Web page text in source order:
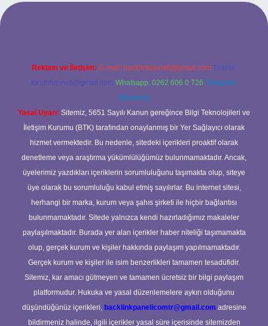
Reklam ve İletişim: E-mail: backlinkpaneli@gmail.com Teams:
forumhizmeti@gmail.com Whatsapp: 0262 606 0 726 Telegram:
@karabul
Yasal Uyarı: Sitemiz, 5651 Sayılı Kanun gereğince Bilgi Teknolojileri ve
İletişim Kurumu (BTK) tarafından onaylanmış bir Yer Sağlayıcı olarak
hizmet vermektedir. Bu nedenle, sitedeki içerikleri proaktif olarak
denetleme veya araştırma yükümlülüğümüz bulunmamaktadır. Ancak,
üyelerimiz yazdıkları içeriklerin sorumluluğunu taşımakta olup, siteye
üye olarak bu sorumluluğu kabul etmiş sayılırlar. Bu internet sitesi,
herhangi bir marka, kurum veya şahıs şirketi ile hiçbir bağlantısı
bulunmamaktadır. Sitede yalnızca kendi hazırladığımız makaleler
paylaşılmaktadır. Burada yer alan içerikler haber niteliği taşımamakta
olup, gerçek kurum ve kişiler hakkında paylaşım yapılmamaktadır.
Gerçek kurum ve kişiler ile isim benzerlikleri tamamen tesadüfidir.
Sitemiz, kar amacı gütmeyen ve tamamen ücretsiz bir bilgi paylaşım
platformudur. Hukuka ve yasal düzenlemelere aykırı olduğunu
düşündüğünüz içerikleri, backlinkpanelicomtr@gmail.com adresine
bildirmeniz halinde, ilgili içerikler yasal süre içerisinde sitemizden